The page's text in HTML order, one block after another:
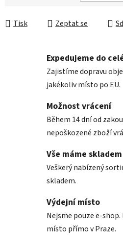
Tisk Zeptat se
Expedujeme do
Zajistíme dopravu
jakékoliv místo po EU.
Možnost vrácení
Během 14 dní od
nepoškozené zboží
Vše máme skladem
Veškerý nabízený
skladem.
Výdejní místo
Nejsme pouze e-
místo přímo v Praze.